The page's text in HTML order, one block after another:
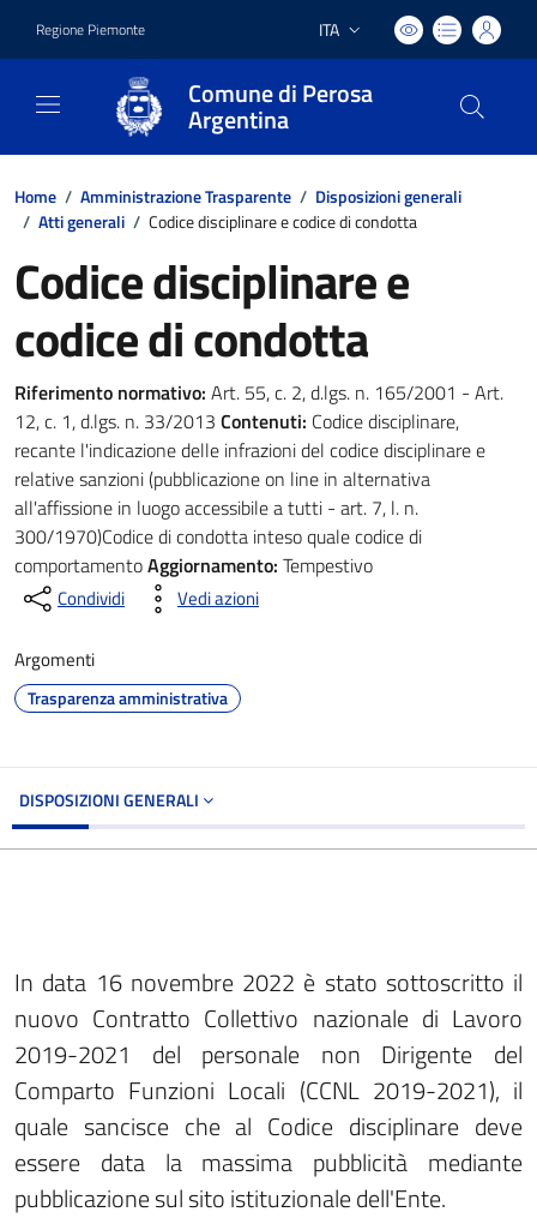
Regione Piemonte Lingua attiva:
ITA
Comune di Perosa
Argentina
Home / Amministrazione Trasparente / Disposizioni generali
/ Atti generali / Codice disciplinare e codice di condotta
Codice disciplinare e
codice di condotta
Riferimento normativo: Art. 55, c. 2, d.lgs. n. 165/2001 - Art.
12, c. 1, d.lgs. n. 33/2013 Contenuti: Codice disciplinare,
recante l'indicazione delle infrazioni del codice disciplinare e
relative sanzioni (pubblicazione on line in alternativa
all'affissione in luogo accessibile a tutti - art. 7, l. n.
300/1970)Codice di condotta inteso quale codice di
comportamentoAggiornamento: Tempestivo
Condividi Vedi azioni
Argomenti
Trasparenza amministrativa
DISPOSIZIONI GENERALI
In data 16 novembre 2022 è stato sottoscritto il
nuovo Contratto Collettivo nazionale di Lavoro
2019-2021 del personale non Dirigente del
Comparto Funzioni Locali (CCNL 2019-2021), il
quale sancisce che al Codice disciplinare deve
essere data la massima pubblicità mediante
pubblicazione sul sito istituzionale dell'Ente.